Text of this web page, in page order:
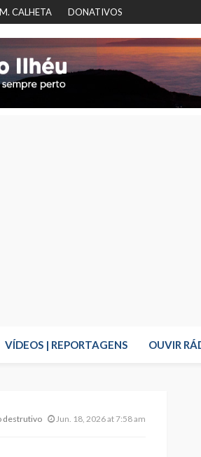
CALHETA DONATIVOS
VÍDEOS | REPORTAGENS OUVIR
destrutivo Jun. 18, 2026 at 7:58 am